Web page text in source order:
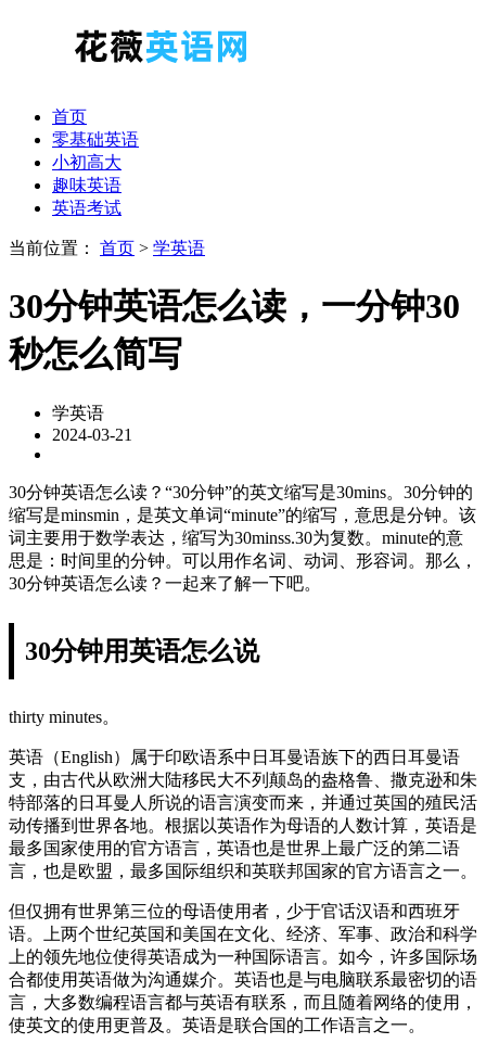
首页
零基础英语
小初高大
趣味英语
英语考试
当前位置： 首页 > 学英语
30分钟英语怎么读，一分钟30
秒怎么简写
学英语
2024-03-21
30分钟英语怎么读？“30分钟”的英文缩写是30mins。30分钟的
缩写是minsmin，是英文单词“minute”的缩写，意思是分钟。该
词主要用于数学表达，缩写为30minss.30为复数。minute的意
思是：时间里的分钟。可以用作名词、动词、形容词。那么，
30分钟英语怎么读？一起来了解一下吧。
30分钟用英语怎么说
thirty minutes。
英语（English）属于印欧语系中日耳曼语族下的西日耳曼语
支，由古代从欧洲大陆移民大不列颠岛的盎格鲁、撒克逊和朱
特部落的日耳曼人所说的语言演变而来，并通过英国的殖民活
动传播到世界各地。根据以英语作为母语的人数计算，英语是
最多国家使用的官方语言，英语也是世界上最广泛的第二语
言，也是欧盟，最多国际组织和英联邦国家的官方语言之一。
但仅拥有世界第三位的母语使用者，少于官话汉语和西班牙
语。上两个世纪英国和美国在文化、经济、军事、政治和科学
上的领先地位使得英语成为一种国际语言。如今，许多国际场
合都使用英语做为沟通媒介。英语也是与电脑联系最密切的语
言，大多数编程语言都与英语有联系，而且随着网络的使用，
使英文的使用更普及。英语是联合国的工作语言之一。